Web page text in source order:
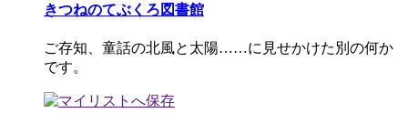
きつねのてぶくろ図書館
ご存知、童話の北風と太陽……に見せかけた別の何か
です。